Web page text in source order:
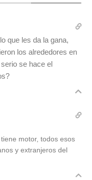
que les da la gana,
los alrededores en
se hace el
motor, todos esos
y extranjeros del